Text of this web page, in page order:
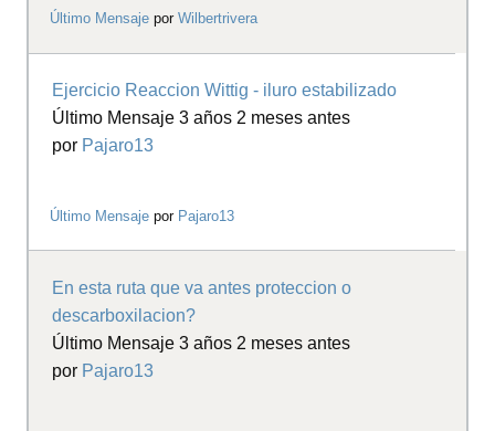
Último Mensaje porWilbertrivera
Ejercicio Reaccion Wittig - iluro estabilizado
Último Mensaje 3 años 2 meses antes
por Pajaro13
Último Mensaje por Pajaro13
En esta ruta que va antes proteccion o
descarboxilacion?
Último Mensaje 3 años 2 meses antes
por Pajaro13